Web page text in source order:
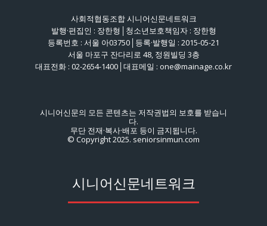
사회적협동조합 시니어신문네트워크
발행·편집인 : 장한형│청소년보호책임자 : 장한형
등록번호 : 서울 아03750│등록·발행일 : 2015-05-21
서울 마포구 잔다리로 48, 정원빌딩 3층
대표전화 : 02-2654-1400│대표메일 : one@mainage.co.kr
시니어신문의 모든 콘텐츠는 저작권법의 보호를 받습니
다.
무단 전재·복사·배포 등이 금지됩니다.
© Copyright 2025. seniorsinmun.com
시니어신문네트워크